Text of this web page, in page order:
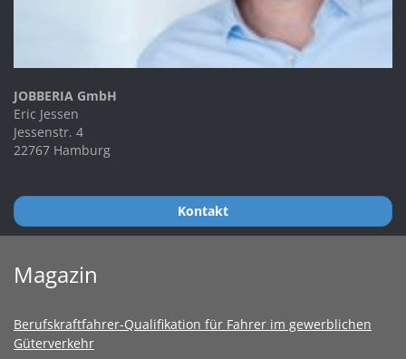
JOBBERIA GmbH
Eric Jessen
Jessenstr. 4
22767 Hamburg
Kontakt
Magazin
Berufskraftfahrer-Qualifikation für Fahrer im gewerblichen
Güterverkehr